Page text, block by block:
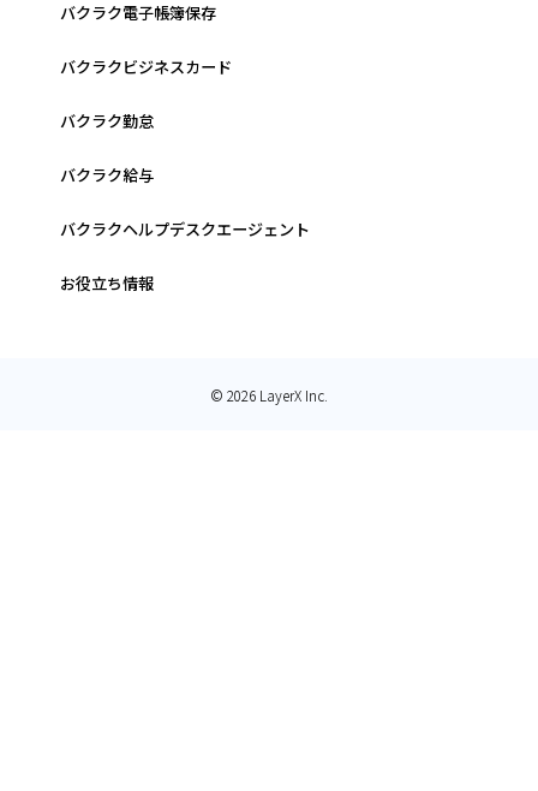
バクラク電子帳簿保存
バクラクビジネスカード
バクラク勤怠
バクラク給与
バクラクヘルプデスクエージェント
お役立ち情報
© 2026 LayerX Inc.